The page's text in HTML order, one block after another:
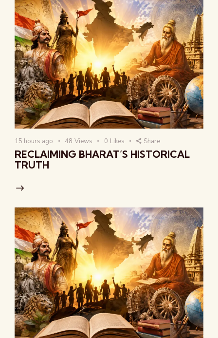
15 hours ago 48 Views 0 Likes Share
RECLAIMING BHARAT’S HISTORICAL
TRUTH